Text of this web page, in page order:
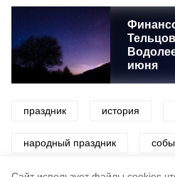
июня
праздник история
народный праздник